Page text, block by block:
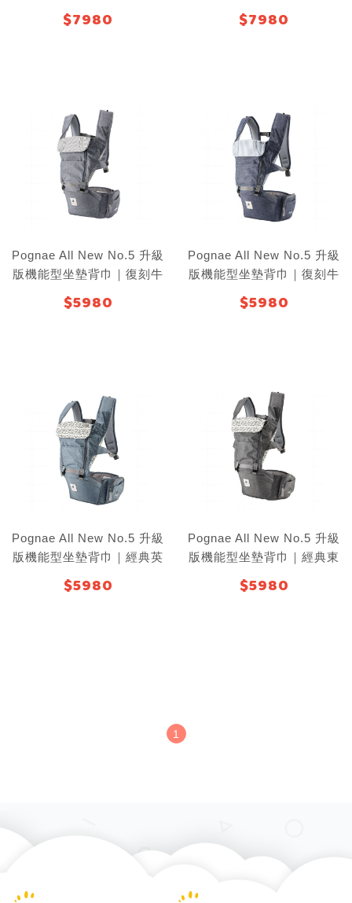
$7980 $7980
Pognae All New No.5 升級
版機能型坐墊背巾｜復刻牛
$5980
Pognae All New No.5 升級
版機能型坐墊背巾｜復刻牛
$5980
Pognae All New No.5 升級
版機能型坐墊背巾｜經典英
$5980
Pognae All New No.5 升級
版機能型坐墊背巾｜經典東
$5980
1